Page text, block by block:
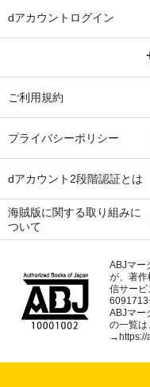
dアカウントログイン
ご利用規約
プライバシーポリシー
dアカウント2段階認証とは
海賊版に関する取り組みに
ついて
ABJマー
が、著
信サー
6091713
ABJマー
の一覧は
→https://